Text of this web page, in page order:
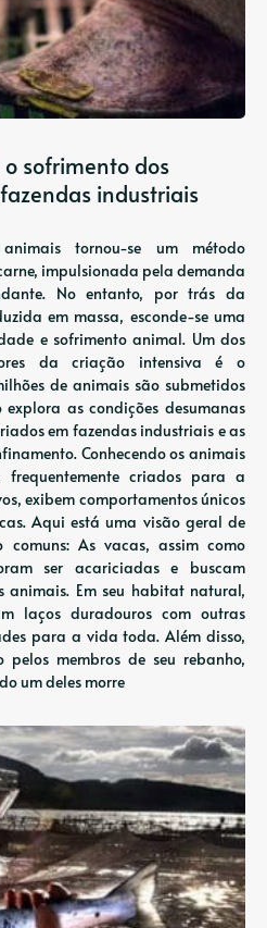
sofrimento dos
industriais
tornou-se um método
impulsionada pela demanda
No entanto, por trás da
em massa, esconde-se uma
e sofrimento animal. Um dos
da criação intensiva é o
de animais são submetidos
as condições desumanas
em fazendas industriais e as
Conhecendo os animais
frequentemente criados para a
exibem comportamentos únicos
Aqui está uma visão geral de
As vacas, assim como
ser acariciadas e buscam
animais. Em seu habitat natural,
laços duradouros com outras
para a vida toda. Além disso,
membros de seu rebanho,
um deles morre